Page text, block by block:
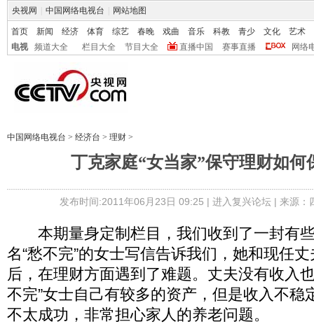
央视网 中国网络电视台 网站地图
首页 新闻 经济 体育 综艺 春晚 戏曲 音乐 科教 青少 文化
艺术
电视
频道大全 栏目大全 节目大全 直播中国 赛事直播 网络
中国网络电视台 > 经济台 > 理财 >
丁克家庭“女当家”保守理财如何
发布时间:2011年06月23日 09:25 | 进入复兴论坛 | 来源：
本期量身定制栏目，我们收到了一封有
名“愁不完”的女士写信告诉我们，她和现任
后，在理财方面遇到了难题。丈夫没有收入
不完”女士自己有较多的资产，但是收入不稳
不太成功，非常担心家人的养老问题。